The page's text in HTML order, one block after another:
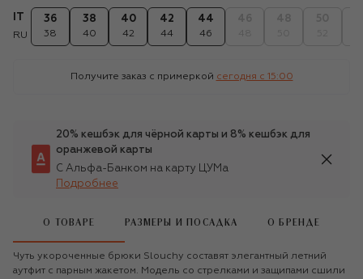
RU
36
38
38
40
40
42
42
44
44
46
Получите заказ с примеркой сегодня c 15:00
20% кешбэк для чёрной карты и 8% кешбэк для
оранжевой карты
С Альфа-Банком на карту ЦУМа
Подробнее
О ТОВАРЕ РАЗМЕРЫ И ПОСАДКА О БРЕНДЕ
Чуть укороченные брюки Slouchy составят элегантный летний
аутфит с парным жакетом. Модель со стрелками и защипами сшили